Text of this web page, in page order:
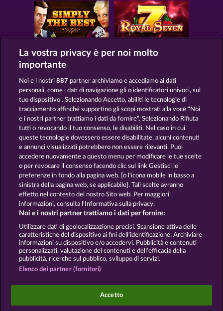
SIMPLY THE BEST ROYAL SEVEN
GOLDEN EI OF
MOORHUHN
FOREVER
DIAMONDS
Mostra tutti i giochi
Termini e condizioni
Informativa sulla privacy Note legali
Società FAQ Facebook
Invia richiesta di recesso
I giochi social da casinò sono volti esclusivamente
all'intrattenimento e non esercitano alcuna
La vostra privacy è per noi molto
importante
Noi e i nostri887 partner archiviamo e accediamo ai dati
personali, come i dati di navigazione gli o identificatori univoci, sul
tuo dispositivo . Selezionando Accetto, abiliti le tecnologie di
tracciamento affinché supportino gli scopi mostrati alla voce "Noi
e i nostri partner trattiamo i dati da fornire". Selezionando Rifiuta
tutti o revocando il tuo consenso, le disabiliti. Nel caso in cui
queste tecnologie dovessero essere disabilitate, alcuni contenuti
e annunci visualizzati potrebbero non essere rilevanti. Puoi
accedere nuovamente a questo menu per modificare le tue scelte
o per revocare il consenso facendo clic sul link Gestisci le
preferenze in fondo alla pagina web. [o l'icona mobile in basso a
sinistra della pagina web, se applicabile]. Tali scelte avranno
effetto nel contesto del nostro Sito web. Per maggiori
informazioni, consulta l'Informativa sulla privacy.
Noi e i nostri partner trattiamo i dati per fornire:
Utilizzare dati di geolocalizzazione precisi. Scansione attiva delle
caratteristiche del dispositivo ai fini dell’identificazione. Archiviare
informazioni su dispositivo e/o accedervi. Pubblicità e contenuti
personalizzati, valutazione dei contenuti e dell’efficacia della
pubblicità, ricerche sul pubblico, sviluppo di servizi.
Elenco dei partner (fornitori)
Accetto